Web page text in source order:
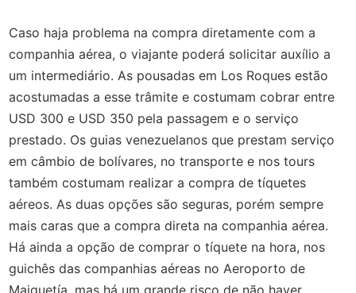
Caso haja problema na compra diretamente com a
companhia aérea, o viajante poderá solicitar auxílio a
um intermediário. As pousadas em Los Roques estão
acostumadas a esse trâmite e costumam cobrar entre
USD 300 e USD 350 pela passagem e o serviço
prestado. Os guias venezuelanos que prestam serviço
em câmbio de bolívares, no transporte e nos tours
também costumam realizar a compra de tíquetes
aéreos. As duas opções são seguras, porém sempre
mais caras que a compra direta na companhia aérea.
Há ainda a opção de comprar o tíquete na hora, nos
guichês das companhias aéreas no Aeroporto de